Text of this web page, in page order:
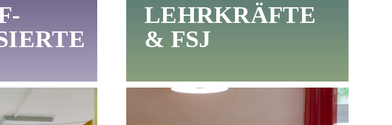
LEHRKRÄFTE
& FSJ